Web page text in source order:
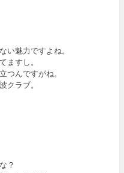
い魅力ですよね。
ますし。
つんですがね。
クラブ。
？